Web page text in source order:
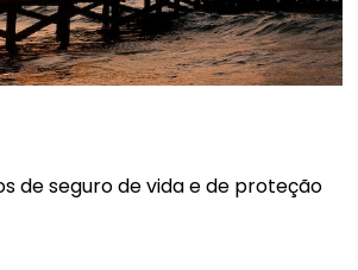
de seguro de vida e de proteção